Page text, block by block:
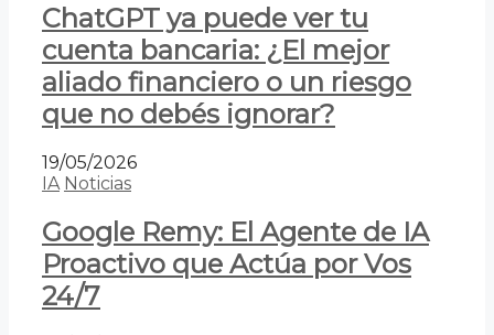
ChatGPT ya puede ver tu
cuenta bancaria: ¿El mejor
aliado financiero o un riesgo
que no debés ignorar?
19/05/2026
IA Noticias
Google Remy: El Agente de IA
Proactivo que Actúa por Vos
24/7